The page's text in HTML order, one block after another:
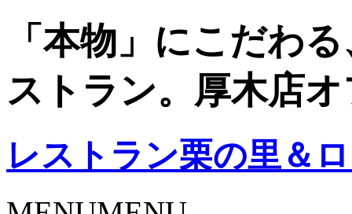
「本物」にこだわ
ストラン。厚木店
レストラン栗の里＆